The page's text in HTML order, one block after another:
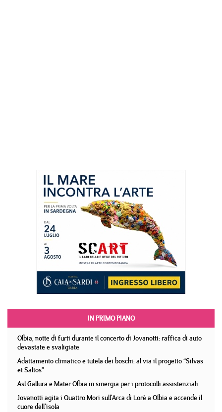
IN PRIMO PIANO
Olbia, notte di furti durante il concerto di Jovanotti: raffica di auto
devastate e svaligiate
Adattamento climatico e tutela dei boschi: al via il progetto “Silvas
et Saltos”
Asl Gallura e Mater Olbia in sinergia per i protocolli assistenziali
Jovanotti agita i Quattro Mori sull'Arca di Lorè a Olbia e accende il
cuore dell'isola